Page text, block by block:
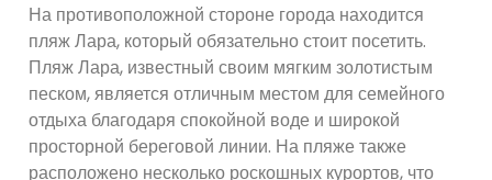
На противоположной стороне города находится
пляж Лара, который обязательно стоит посетить.
Пляж Лара, известный своим мягким золотистым
песком, является отличным местом для семейного
отдыха благодаря спокойной воде и широкой
просторной береговой линии. На пляже также
расположено несколько роскошных курортов, что